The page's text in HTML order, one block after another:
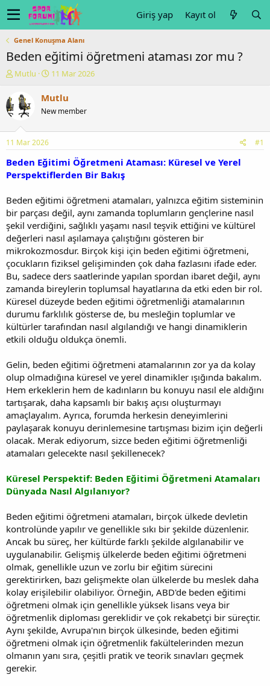
Giriş yap Kayıt ol
Genel Konuşma Alanı
Beden eğitimi öğretmeni ataması zor mu ?
K
b
a
ş
a
a
n
Mutlu
B
ş
a
ç
t
a
i
h
i
11 Mar 2026
Mutlu
New member
11 Mar 2026 #1
Beden Eğitimi Öğretmeni Ataması: Küresel ve Yerel
Perspektiflerden Bir Bakış
Beden eğitimi öğretmeni atamaları, yalnızca eğitim sisteminin
bir parçası değil, aynı zamanda toplumların gençlerine nasıl
şekil verdiğini, sağlıklı yaşamı nasıl teşvik ettiğini ve kültürel
değerleri nasıl aşılamaya çalıştığını gösteren bir
mikrokozmosdur. Birçok kişi için beden eğitimi öğretmeni,
çocukların fiziksel gelişiminden çok daha fazlasını ifade eder.
Bu, sadece ders saatlerinde yapılan spordan ibaret değil, aynı
zamanda bireylerin toplumsal hayatlarına da etki eden bir rol.
Küresel düzeyde beden eğitimi öğretmenliği atamalarının
durumu farklılık gösterse de, bu mesleğin toplumlar ve
kültürler tarafından nasıl algılandığı ve hangi dinamiklerin
etkili olduğu oldukça önemli.
Gelin, beden eğitimi öğretmeni atamalarının zor ya da kolay
olup olmadığına küresel ve yerel dinamikler ışığında bakalım.
Hem erkeklerin hem de kadınların bu konuyu nasıl ele aldığını
tartışarak, daha kapsamlı bir bakış açısı oluşturmayı
amaçlayalım. Ayrıca, forumda herkesin deneyimlerini
paylaşarak konuyu derinlemesine tartışması bizim için değerli
olacak. Merak ediyorum, sizce beden eğitimi öğretmenliği
atamaları gelecekte nasıl şekillenecek?
Küresel Perspektif: Beden Eğitimi Öğretmeni Atamaları
Dünyada Nasıl Algılanıyor?
Beden eğitimi öğretmeni atamaları, birçok ülkede devletin
kontrolünde yapılır ve genellikle sıkı bir şekilde düzenlenir.
Ancak bu süreç, her kültürde farklı şekilde algılanabilir ve
uygulanabilir. Gelişmiş ülkelerde beden eğitimi öğretmeni
olmak, genellikle uzun ve zorlu bir eğitim sürecini
gerektirirken, bazı gelişmekte olan ülkelerde bu meslek daha
kolay erişilebilir olabiliyor. Örneğin, ABD'de beden eğitimi
öğretmeni olmak için genellikle yüksek lisans veya bir
öğretmenlik diploması gereklidir ve çok rekabetçi bir süreçtir.
Aynı şekilde, Avrupa'nın birçok ülkesinde, beden eğitimi
öğretmeni olmak için öğretmenlik fakültelerinden mezun
olmanın yanı sıra, çeşitli pratik ve teorik sınavları geçmek
gerekir.